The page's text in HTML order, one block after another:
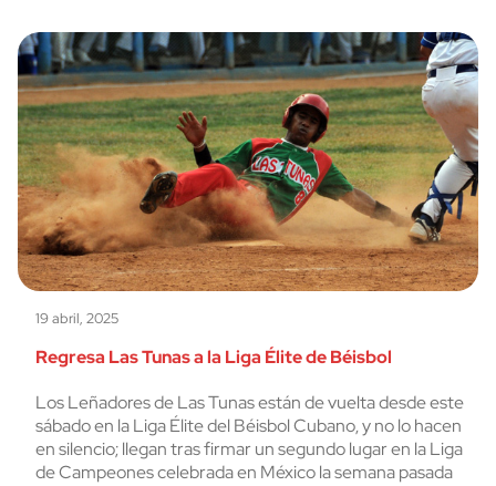
19 abril, 2025
Regresa Las Tunas a la Liga Élite de Béisbol
Los Leñadores de Las Tunas están de vuelta desde este
sábado en la Liga Élite del Béisbol Cubano, y no lo hacen
en silencio; llegan tras firmar un segundo lugar en la Liga
de Campeones celebrada en México la semana pasada